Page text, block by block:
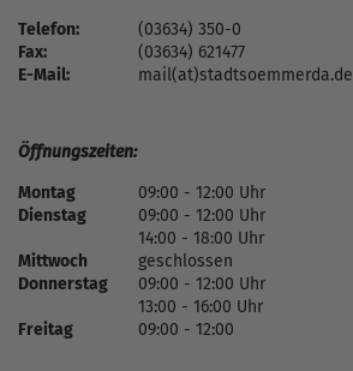
Telefon:
(03634) 350-0
Fax:
(03634) 621477
E-Mail:
mail(at)stadtsoemmerda.de
Öffnungszeiten:
Montag
09:00 - 12:00 Uhr
Dienstag
09:00 - 12:00 Uhr
14:00 - 18:00 Uhr
Mittwoch
geschlossen
Donnerstag
09:00 - 12:00 Uhr
13:00 - 16:00 Uhr
Freitag
09:00 - 12:00